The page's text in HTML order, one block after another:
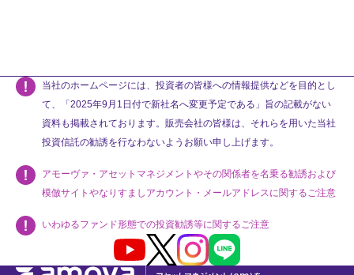
当社のホームページには、投資者の皆様への情報提供などを目的とし
て、「2025年9月1日付で新社名へ変更予定である」旨の記載がない
資料も掲載されております。販売会社の皆様は、それらを用いた当社
投資信託の勧誘を行なわないようお願い申し上げます。
アモーヴァ・アセットマネジメントやその関係者を名乗る勧誘および
模倣サイトやなりすましアカウント・メールアドレスに関するご注意
いわゆるファンド形態での投資勧誘等に関するご注意
Youtube X InstagramLINE